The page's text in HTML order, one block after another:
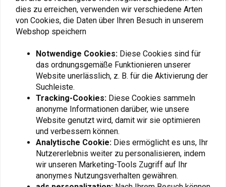
Fügen Sie Ihre Bewertung hinzu
Ähnliche Produkte
dies zu erreichen, verwenden wir verschiedene Arten
von Cookies, die Daten über Ihren Besuch in unserem
Webshop speichern
Notwendige Cookies: Diese Cookies sind für
das ordnungsgemäße Funktionieren unserer
Website unerlässlich, z. B. für die Aktivierung der
Suchleiste.
Tracking-Cookies: Diese Cookies sammeln
anonyme Informationen darüber, wie unsere
Website genutzt wird, damit wir sie optimieren
und verbessern können.
Analytische Cookie: Dies ermöglicht es uns, Ihr
Nutzererlebnis weiter zu personalisieren, indem
wir unseren Marketing-Tools Zugriff auf Ihr
anonymes Nutzungsverhalten gewähren.